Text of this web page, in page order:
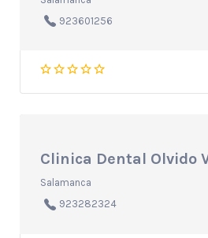
923601256
Clinica Dental Olvido
Salamanca
923282324